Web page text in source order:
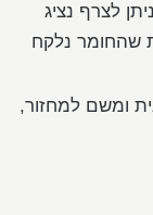
ניתן לצרף נציג
שהחומר נלקח
ומשם למחזור,